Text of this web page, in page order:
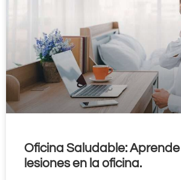
Oficina Saludable:
lesiones en la oficina.